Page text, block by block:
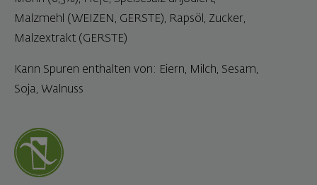
Malzmehl (WEIZEN, GERSTE), Rapsöl, Zucker,
Malzextrakt (GERSTE)
Kann Spuren enthalten von: Eiern, Milch, Sesam,
Soja, Walnuss